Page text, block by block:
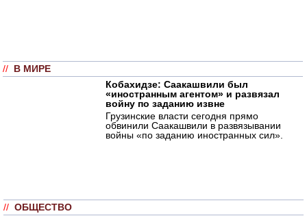
// В МИРЕ
Кобахидзе: Саакашвили был
«иностранным агентом» и развязал
войну по заданию извне
Грузинские власти сегодня прямо
обвинили Саакашвили в развязывании
войны «по заданию иностранных сил».
// ОБЩЕСТВО